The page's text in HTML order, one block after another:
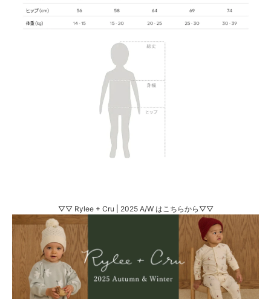
▽▽ Rylee + Cru | 2025 A/W はこちらから▽▽